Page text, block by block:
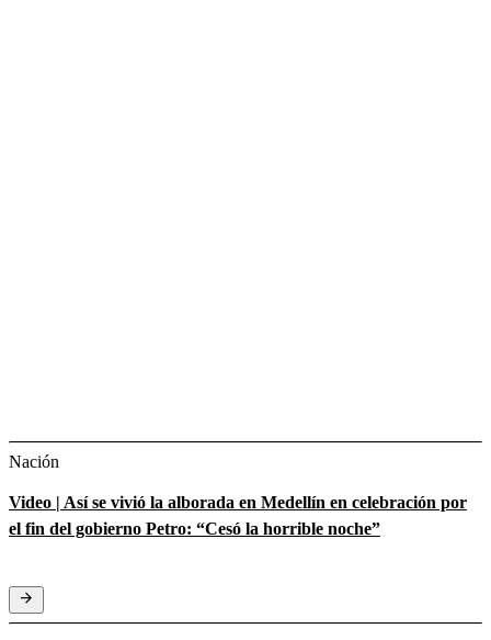
Nación
Video | Así se vivió la alborada en Medellín en celebración por
el fin del gobierno Petro: “Cesó la horrible noche”